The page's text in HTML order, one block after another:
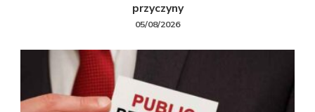
przyczyny
05/08/2026